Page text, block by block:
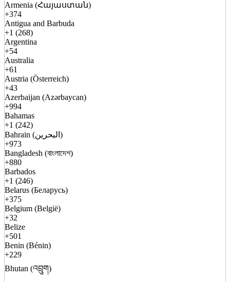
Armenia (Հայաստան)
+374
Antigua and Barbuda
+1 (268)
Argentina
+54
Australia
+61
Austria (Österreich)
+43
Azerbaijan (Azərbaycan)
+994
Bahamas
+1 (242)
Bahrain (البحرين)
+973
Bangladesh (বাংলাদেশ)
+880
Barbados
+1 (246)
Belarus (Беларусь)
+375
Belgium (België)
+32
Belize
+501
Benin (Bénin)
+229
Bhutan (འབྲུག)